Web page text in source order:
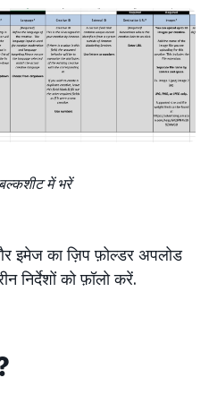
बल्कशीट में भरें
इमेज का ज़िप फ़ोल्डर अपलोड
निर्देशों को फ़ॉलो करें.